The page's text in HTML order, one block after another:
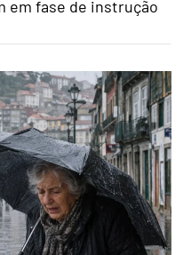
em fase de instrução